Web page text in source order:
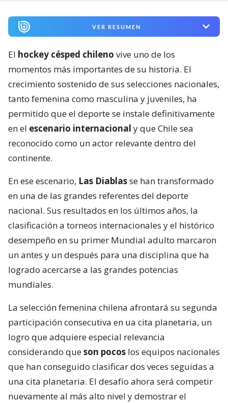
VER RESUMEN
El hockey césped chileno vive uno de los
momentos más importantes de su historia. El
crecimiento sostenido de sus selecciones nacionales,
tanto femenina como masculina y juveniles, ha
permitido que el deporte se instale definitivamente
en el escenario internacional y que Chile sea
reconocido como un actor relevante dentro del
continente.
En ese escenario, Las Diablasse han transformado
en una de las grandes referentes del deporte
nacional. Sus resultados en los últimos años, la
clasificación a torneos internacionales y el histórico
desempeño en su primer Mundial adulto marcaron
un antes y un después para una disciplina que ha
logrado acercarse a las grandes potencias
mundiales.
La selección femenina chilena afrontará su segunda
participación consecutiva en ua cita planetaria, un
logro que adquiere especial relevancia
considerando queson pocos los equipos nacionales
que han conseguido clasificar dos veces seguidas a
una cita planetaria. El desafío ahora será competir
nuevamente al más alto nivel y demostrar el